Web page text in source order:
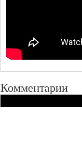
Комментарии